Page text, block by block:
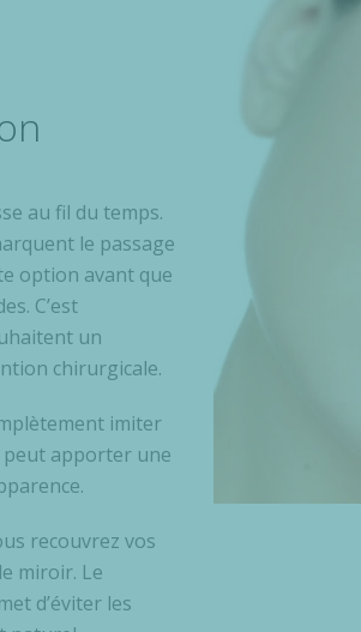
au fil du temps.
le passage
option avant que
C’est
un
chirurgicale.
imiter
apporter une
recouvrez vos
miroir. Le
d’éviter les